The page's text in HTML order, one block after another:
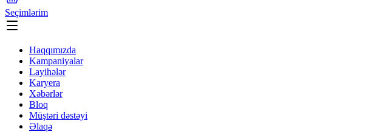
Seçimlərim
Haqqımızda
Kampaniyalar
Layihələr
Karyera
Xəbərlər
Bloq
Müştəri dəstəyi
Əlaqə